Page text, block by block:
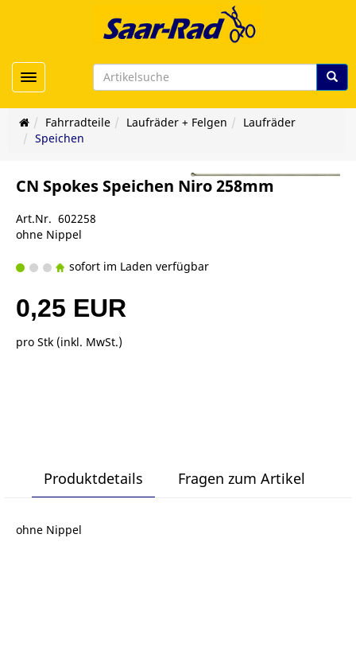
Toggle navigation
Fahrradteile Laufräder + Felgen
Laufräder
Speichen
CN Spokes Speichen Niro 258mm
Art.Nr. 602258
ohne Nippel
sofort im Laden verfügbar
0,25 EUR
pro Stk (inkl. MwSt.)
Produktdetails Fragen zum Artikel
ohne Nippel